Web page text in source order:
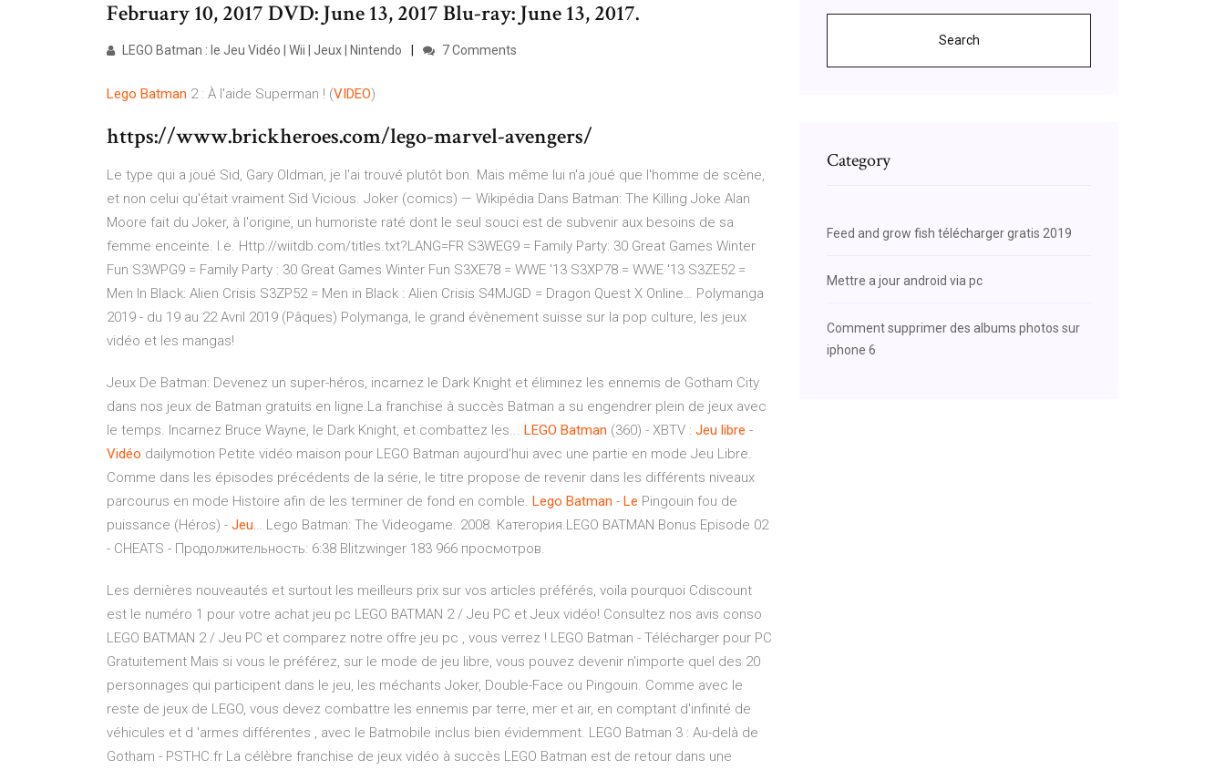
February 10, 2017 DVD: June 13, 2017 Blu-ray: June 13, 2017.
LEGO Batman : le Jeu Vidéo | Wii | Jeux | Nintendo 7 Comments
Lego Batman 2 : À l'aide Superman ! (VIDEO)
https://www.brickheroes.com/lego-marvel-avengers/
Le type qui a joué Sid, Gary Oldman, je l'ai trouvé plutôt bon. Mais même lui n'a joué que l'homme de scène,
et non celui qu'était vraiment Sid Vicious. Joker (comics) — Wikipédia Dans Batman: The Killing Joke Alan
Moore fait du Joker, à l'origine, un humoriste raté dont le seul souci est de subvenir aux besoins de sa
femme enceinte. I.e. Http://wiitdb.com/titles.txt?LANG=FR S3WEG9 = Family Party: 30 Great Games Winter
Fun S3WPG9 = Family Party : 30 Great Games Winter Fun S3XE78 = WWE '13 S3XP78 = WWE '13 S3ZE52 =
Men In Black: Alien Crisis S3ZP52 = Men in Black : Alien Crisis S4MJGD = Dragon Quest X Online… Polymanga
2019 - du 19 au 22 Avril 2019 (Pâques) Polymanga, le grand évènement suisse sur la pop culture, les jeux
vidéo et les mangas!
Jeux De Batman: Devenez un super-héros, incarnez le Dark Knight et éliminez les ennemis de Gotham City
dans nos jeux de Batman gratuits en ligne.La franchise à succès Batman a su engendrer plein de jeux avec
le temps. Incarnez Bruce Wayne, le Dark Knight, et combattez les... LEGO Batman (360) - XBTV : Jeu libre -
Vidéo dailymotion Petite vidéo maison pour LEGO Batman aujourd'hui avec une partie en mode Jeu Libre.
Comme dans les épisodes précédents de la série, le titre propose de revenir dans les différents niveaux
parcourus en mode Histoire afin de les terminer de fond en comble. Lego Batman - Le Pingouin fou de
puissance (Héros) - Jeu… Lego Batman: The Videogame. 2008. Категория.LEGO BATMAN Bonus Episode 02
- CHEATS - Продолжительность: 6:38 Blitzwinger 183 966 просмотров.
Les dernières nouveautés et surtout les meilleurs prix sur vos articles préférés, voila pourquoi Cdiscount
est le numéro 1 pour votre achat jeu pc LEGO BATMAN 2 / Jeu PC et Jeux vidéo! Consultez nos avis conso
LEGO BATMAN 2 / Jeu PC et comparez notre offre jeu pc , vous verrez ! LEGO Batman - Télécharger pour PC
Gratuitement Mais si vous le préférez, sur le mode de jeu libre, vous pouvez devenir n'importe quel des 20
personnages qui participent dans le jeu, les méchants Joker, Double-Face ou Pingouin. Comme avec le
reste de jeux de LEGO, vous devez combattre les ennemis par terre, mer et air, en comptant d'infinité de
véhicules et d 'armes différentes , avec le Batmobile inclus bien évidemment. LEGO Batman 3 : Au-delà de
Gotham - PSTHC.fr La célèbre franchise de jeux vidéo à succès LEGO Batman est de retour dans une
Search
Category
Feed and grow fish télécharger gratis 2019
Mettre a jour android via pc
Comment supprimer des albums photos sur
iphone 6